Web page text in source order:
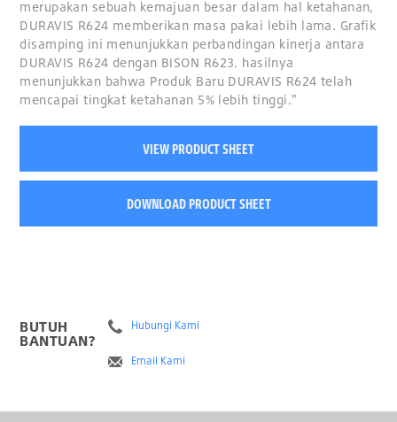
merupakan sebuah kemajuan besar dalam hal ketahanan,
DURAVIS R624 memberikan masa pakai lebih lama. Grafik
disamping ini menunjukkan perbandingan kinerja antara
DURAVIS R624 dengan BISON R623. hasilnya
menunjukkan bahwa Produk Baru DURAVIS R624 telah
mencapai tingkat ketahanan 5% lebih tinggi."
VIEW PRODUCT SHEET
DOWNLOAD PRODUCT SHEET
BUTUH
BANTUAN?
Hubungi Kami
Email Kami